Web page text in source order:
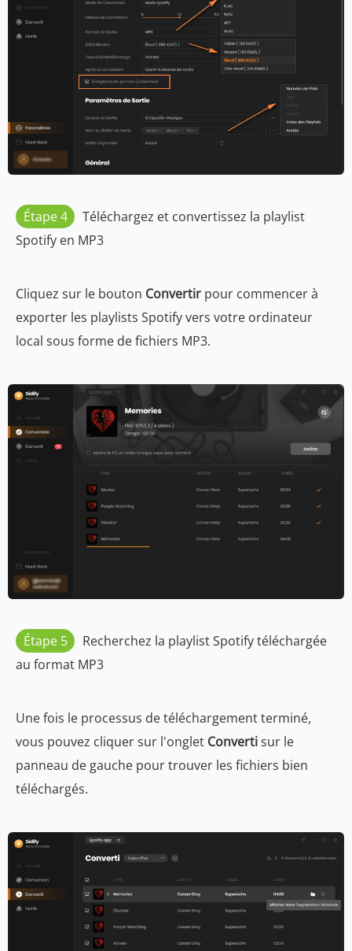
Étape 4
Téléchargez et convertissez la playlist
Spotify en MP3
Cliquez sur le bouton Convertir pour commencer à
exporter les playlists Spotify vers votre ordinateur
local sous forme de fichiers MP3.
Étape 5
Recherchez la playlist Spotify téléchargée
au format MP3
Une fois le processus de téléchargement terminé,
vous pouvez cliquer sur l'onglet Convertisur le
panneau de gauche pour trouver les fichiers bien
téléchargés.